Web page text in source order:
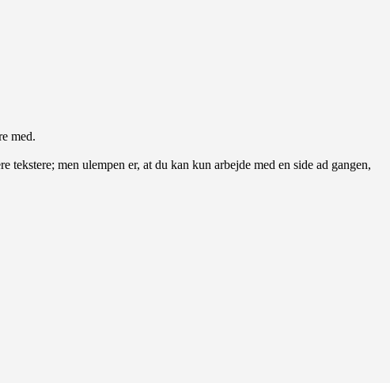
med.
men ulempen er, at du kan kun arbejde med en side ad gangen,